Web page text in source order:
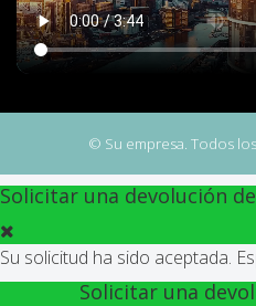
© Su empresa. Todos
Solicitar una devolución
Su solicitud ha sido aceptada.
Solicitar una